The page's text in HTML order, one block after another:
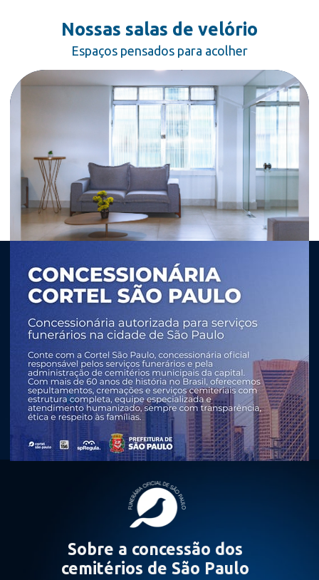
Nossas salas de velório
Espaços pensados para acolher
Sobre a concessão dos
cemitérios de São Paulo